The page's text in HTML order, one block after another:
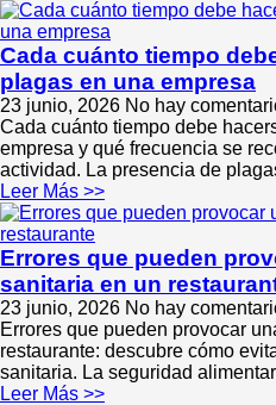
Cada cuánto tiempo
plagas en una empresa
23 junio, 2026 No hay
Cada cuánto tiempo debe
empresa y qué frecuencia se
actividad. La presencia de
Leer Más >>
Errores que pueden
sanitaria en un
23 junio, 2026 No hay
Errores que pueden provocar
restaurante: descubre cómo
sanitaria. La seguridad
Leer Más >>